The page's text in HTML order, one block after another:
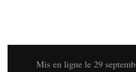
Mis en ligne le 29